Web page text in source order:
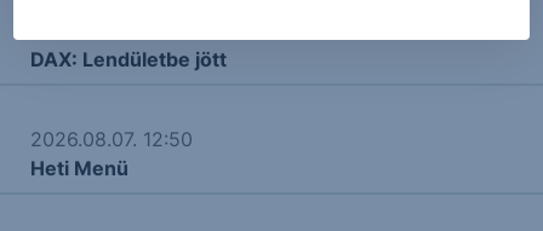
DAX: Lendületbe jött
2026.08.07. 12:50
Heti Menü